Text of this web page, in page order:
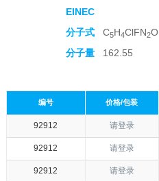
EINEC
分子式
C5H4ClFN2O
分子量
162.55
编号 价格/包装
92912 请登录
92912 请登录
92912 请登录